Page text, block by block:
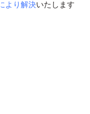
より解決いたします